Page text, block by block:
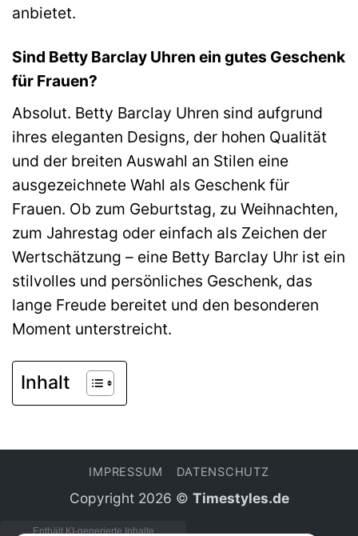
anbietet.
Sind Betty Barclay Uhren ein gutes Geschenk
für Frauen?
Absolut. Betty Barclay Uhren sind aufgrund
ihres eleganten Designs, der hohen Qualität
und der breiten Auswahl an Stilen eine
ausgezeichnete Wahl als Geschenk für
Frauen. Ob zum Geburtstag, zu Weihnachten,
zum Jahrestag oder einfach als Zeichen der
Wertschätzung – eine Betty Barclay Uhr ist ein
stilvolles und persönliches Geschenk, das
lange Freude bereitet und den besonderen
Moment unterstreicht.
Inhalt
IMPRESSUM DATENSCHUTZ
Copyright 2026 © Timestyles.de